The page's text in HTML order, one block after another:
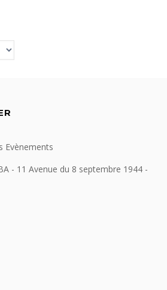
Evènements
- 11 Avenue du 8 septembre 1944 -